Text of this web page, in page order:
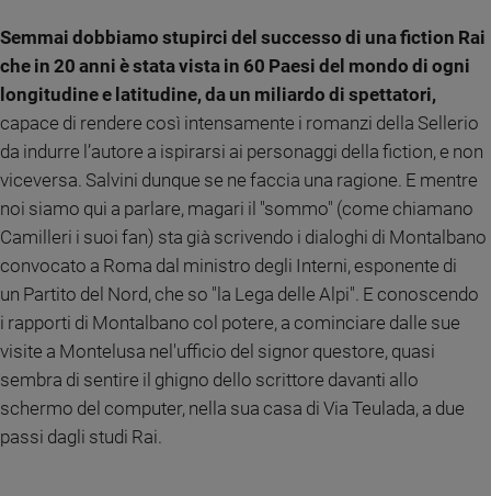
e
streaming
Libri
Musica
Arte
Famiglia
ed
educazione
Genitori
e
figli
Nonni
Coppia
Scuola
e
Semmai dobbiamo stupirci del successo di una fiction Rai
che in 20 anni è stata vista in 60 Paesi del mondo di ogni
longitudine e latitudine, da un miliardo di spettatori,
capace di rendere così intensamente i romanzi della Sellerio
da indurre l’autore a ispirarsi ai personaggi della fiction, e non
viceversa. Salvini dunque se ne faccia una ragione. E mentre
noi siamo qui a parlare, magari il "sommo" (come chiamano
Camilleri i suoi fan) sta già scrivendo i dialoghi di Montalbano
convocato a Roma dal ministro degli Interni, esponente di
un Partito del Nord, che so "la Lega delle Alpi". E conoscendo
i rapporti di Montalbano col potere, a cominciare dalle sue
visite a Montelusa nel'ufficio del signor questore, quasi
sembra di sentire il ghigno dello scrittore davanti allo
schermo del computer, nella sua casa di Via Teulada, a due
passi dagli studi Rai.